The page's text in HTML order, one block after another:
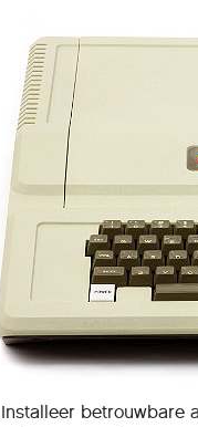
Installeer betrouwbare